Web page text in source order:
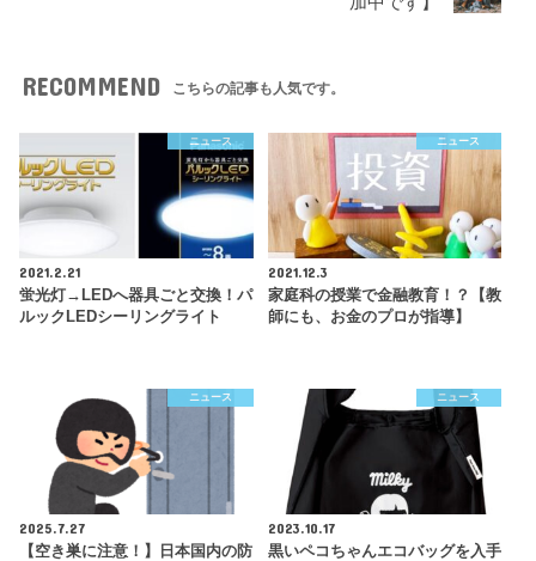
RECOMMEND こちらの記事も人気です。
ニュース
2021.2.21
蛍光灯→LEDへ器具ごと交換！パ
ルックLEDシーリングライト
ニュース
2021.12.3
家庭科の授業で金融教育！？【教
師にも、お金のプロが指導】
ニュース
2025.7.27
【空き巣に注意！】日本国内の防
ニュース
2023.10.17
黒いペコちゃんエコバッグを入手